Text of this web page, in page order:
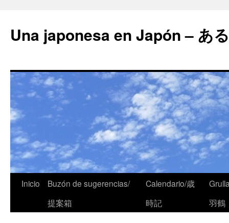
Una japonesa en Japón – あ
Inicio
Buzón de sugerencias/
提案箱
Calendario/歳
時記
羽鶴